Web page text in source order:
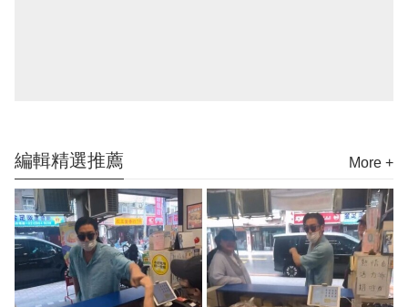
編輯精選推薦 More +